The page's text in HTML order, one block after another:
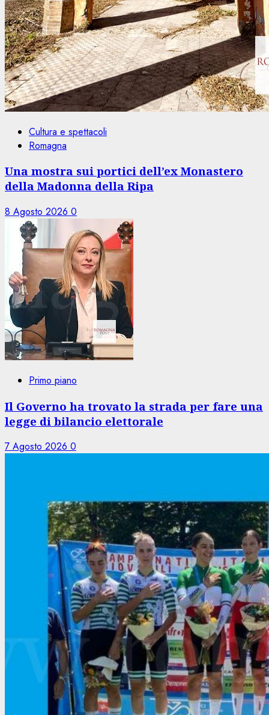
Cultura e spettacoli
Romagna
Una mostra sui portici dell’ex Monastero
della Madonna della Ripa
8 Agosto 2026 0
Primo piano
Il Governo ha trovato la strada per fare una
legge di bilancio elettorale
7 Agosto 2026 0